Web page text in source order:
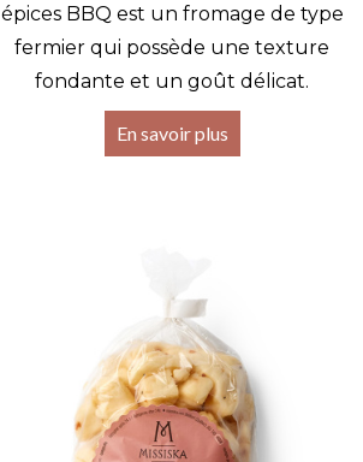
épices BBQ est un fromage de type
fermier qui possède une texture
fondante et un goût délicat.
En savoir plus